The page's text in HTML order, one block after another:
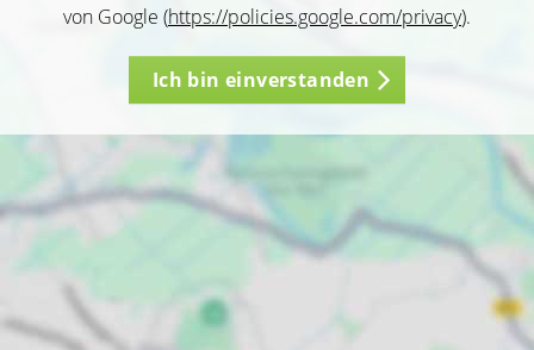
von Google (https://policies.google.com/privacy).
Ich bin einverstanden